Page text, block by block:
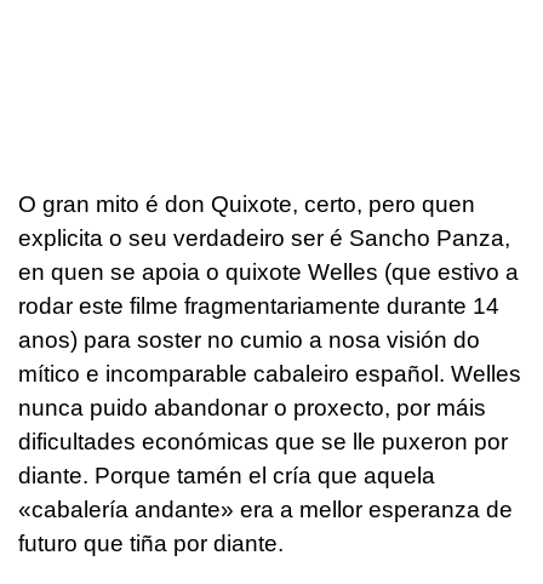
O gran mito é don Quixote, certo, pero quen
explicita o seu verdadeiro ser é Sancho Panza,
en quen se apoia o quixote Welles (que estivo a
rodar este filme fragmentariamente durante 14
anos) para soster no cumio a nosa visión do
mítico e incomparable cabaleiro español. Welles
nunca puido abandonar o proxecto, por máis
dificultades económicas que se lle puxeron por
diante. Porque tamén el cría que aquela
«cabalería andante» era a mellor esperanza de
futuro que tiña por diante.